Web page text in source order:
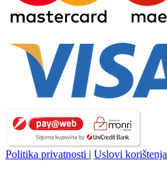
Politika privatnosti | Uslovi korištenja